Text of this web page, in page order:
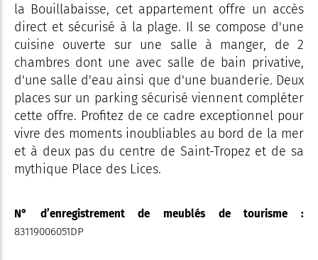
la Bouillabaisse, cet appartement offre un accès
direct et sécurisé à la plage. Il se compose d'une
cuisine ouverte sur une salle à manger, de 2
chambres dont une avec salle de bain privative,
d'une salle d'eau ainsi que d'une buanderie. Deux
places sur un parking sécurisé viennent compléter
cette offre. Profitez de ce cadre exceptionnel pour
vivre des moments inoubliables au bord de la mer
et à deux pas du centre de Saint-Tropez et de sa
mythique Place des Lices.
N° d’enregistrement de meublés de tourisme :
83119006051DP